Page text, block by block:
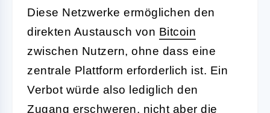
Diese Netzwerke ermöglichen den
direkten Austausch von Bitcoin
zwischen Nutzern, ohne dass eine
zentrale Plattform erforderlich ist. Ein
Verbot würde also lediglich den
Zugang erschweren, nicht aber die